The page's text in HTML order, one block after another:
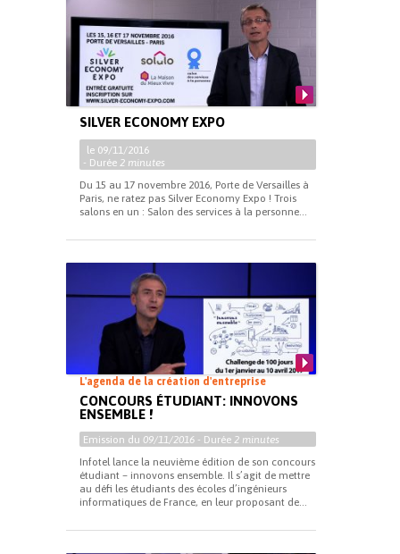
SILVER ECONOMY EXPO
le 09/11/2016
- Durée 2 minutes
Du 15 au 17 novembre 2016, Porte de Versailles à
Paris, ne ratez pas Silver Economy Expo ! Trois
salons en un : Salon des services à la personne...
L'agenda de la création d'entreprise
CONCOURS ÉTUDIANT: INNOVONS
ENSEMBLE !
Emission du 09/11/2016 - Durée 2 minutes
Infotel lance la neuvième édition de son concours
étudiant – innovons ensemble. Il s’agit de mettre
au défi les étudiants des écoles d’ingénieurs
informatiques de France, en leur proposant de...